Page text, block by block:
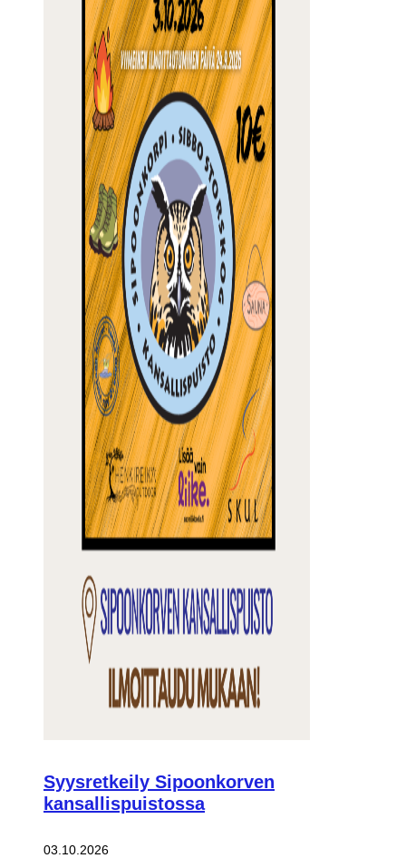
Syysretkeily Sipoonkorven
kansallispuistossa
03.10.2026